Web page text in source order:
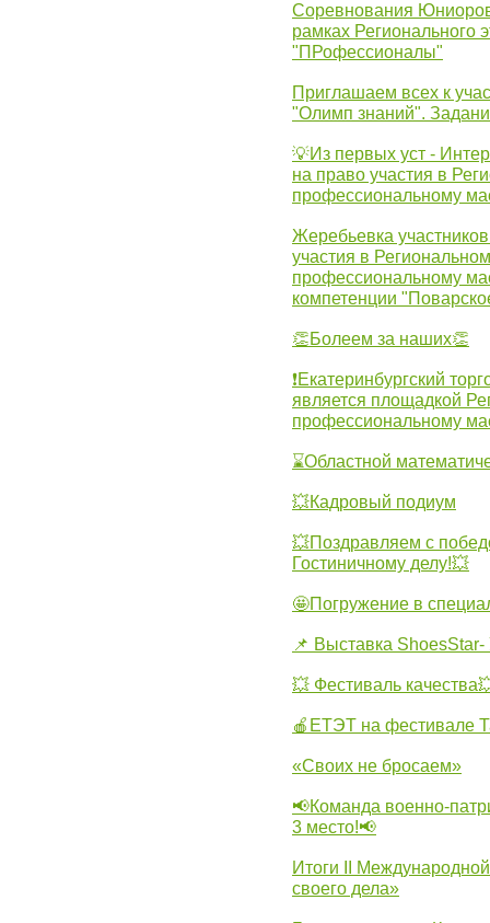
Соревнования
рамках Регионального
"ПРофессионалы"
Приглашаем всех к
"Олимп знаний".
💡Из первых уст -
на право участия в
профессиональному
Жеребьевка
участия в
профессиональному
компетенции
👏Болеем за наших👏
❗Екатеринбургский
является площадкой
профессиональному
⌛Областной
💥Кадровый подиум
💥Поздравляем с
Гостиничному делу!💥
🤩Погружение в
📌 Выставка ShoesStar-
💥 Фестиваль
🍎ЕТЭТ на фестивале
«Своих не бросаем»
📢Команда военно-
3 место!📢
Итоги II
своего дела»